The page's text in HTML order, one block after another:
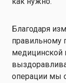
Благодаря
правильному
медицинской
операции мы